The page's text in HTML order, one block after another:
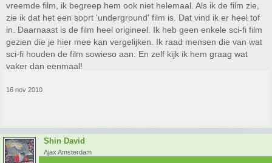
vreemde film, ik begreep hem ook niet helemaal. Als ik de film zie,
zie ik dat het een soort 'underground' film is. Dat vind ik er heel tof
in. Daarnaast is de film heel origineel. Ik heb geen enkele sci-fi film
gezien die je hier mee kan vergelijken. Ik raad mensen die van wat
sci-fi houden de film sowieso aan. En zelf kijk ik hem graag wat
vaker dan eenmaal!
16 nov 2010
Shin David
Ajax Amsterdam